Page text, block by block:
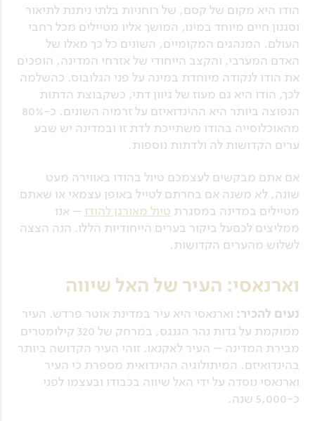
הודו היא מקום של קסם, של רוחניות בלתי ניתנת לתיאור
וסגנון חיים מיוחד במינו, המושך אליו מטיילים מכל רחבי
העולם. המנהגים המקומיים, השונים כל כך מאלו של
האדם המערבי, והקצב הייחודי של אזרחי המדינה, הופכים
את הודו לנקודה מיוחדת במינה על פני הגלובוס. כהשלמה
לכך, הודו היא גם מעוז של גיוון דתי, כשקבוצת הדתות
הנפוצה ביותר היא ההינדואיזם על זרמיה השונים. כ-80%
מהאוכלוסייה בהודו משתייכת לדת זו ובמדינה יש שבע
ערים הקדושות לה ולדתות נוספות.
אם אתם מבקשים לעצמכם טיול בהודו באווירה מעט
שונה, לא משנה אם בחרתם לטייל באופן עצמאי או שאתם
מטיילים במדינה במסגרת טיול מאורגן להודו – אנו
ממליצים לכםעל ביקור בערים הייחודיות הללו. הנה הצצה
לשלוש מהערים הקדושות.
וארנאסי: העיר של האל שיווה
נעים להכיר: וארנאסי היא עיר במדינת אוטר פרדש. העיר
ממוקמת על גדות נהר הגנגס, במרחק של 320 קילומטרים
מבירת המדינה – העיר לאקנאו. זוהי העיר הקדושה ביותר
בהינדואיזם. המיתולוגיה ההינדואית מספרת כי העיר
וארנאסי נוסדה על ידי האל שיווה בכבודו ובעצמו לפני
כ-5,000 שנה.